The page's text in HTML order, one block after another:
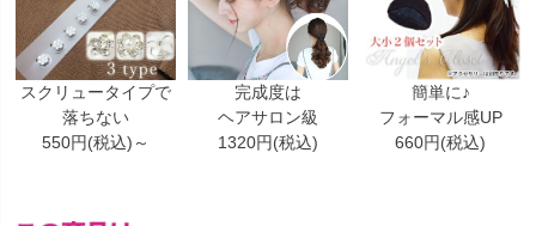
スクリュータイプで
落ちない
550円(税込)～
完成度は
ヘアサロン級
1320円(税込)
簡単に♪
フォーマル感UP
660円(税込)